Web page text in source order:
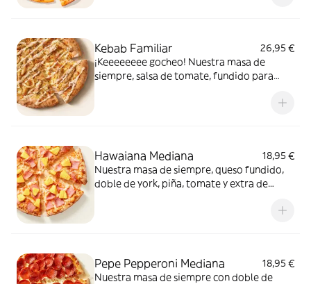
Kebab Familiar
26,95 €
¡Keeeeeeee gocheo! Nuestra masa de
siempre, salsa de tomate, fundido para
Hawaiana Mediana
18,95 €
Nuestra masa de siempre, queso fundido,
doble de york, piña, tomate y extra de
Pepe Pepperoni Mediana
18,95 €
Nuestra masa de siempre con doble de